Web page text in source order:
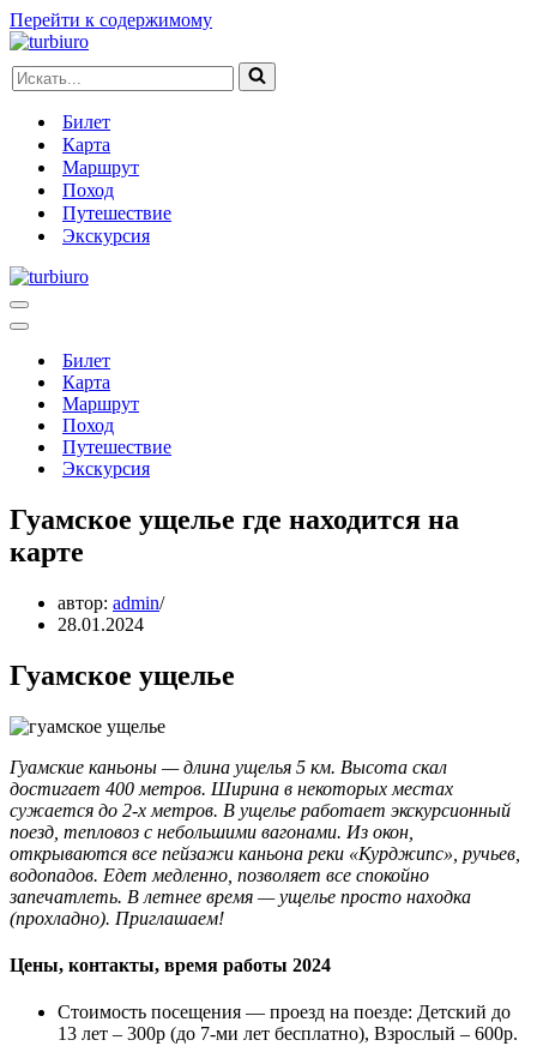
Перейти к содержимому
Искать...
Билет
Карта
Маршрут
Поход
Путешествие
Экскурсия
Меню
навигации
Меню
навигацииБилет
Карта
Маршрут
Поход
Путешествие
Экскурсия
Гуамское ущелье где находится на
карте
автор: admin
28.01.2024
Гуамское ущелье
Гуамские каньоны — длина ущелья 5 км. Высота скал
достигает 400 метров. Ширина в некоторых местах
сужается до 2-х метров. В ущелье работает экскурсионный
поезд, тепловоз с небольшими вагонами. Из окон,
открываются все пейзажи каньона реки «Курджипс», ручьев,
водопадов. Едет медленно, позволяет все спокойно
запечатлеть. В летнее время — ущелье просто находка
(прохладно). Приглашаем!
Цены, контакты, время работы 2024
Стоимость посещения — проезд на поезде: Детский до
13 лет – 300р (до 7-ми лет бесплатно), Взрослый – 600р.